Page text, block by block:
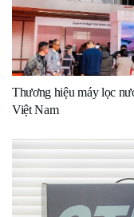
Thương hiệu máy lọc
Việt Nam